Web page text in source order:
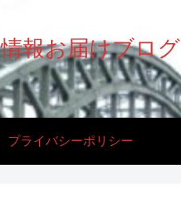
報お届けブログ
プライバシーポリシー